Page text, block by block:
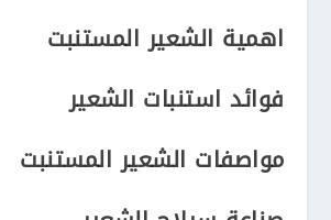
اهمية الشعير المستنبت
فوائد استنبات الشعير
مواصفات الشعير المستنبت